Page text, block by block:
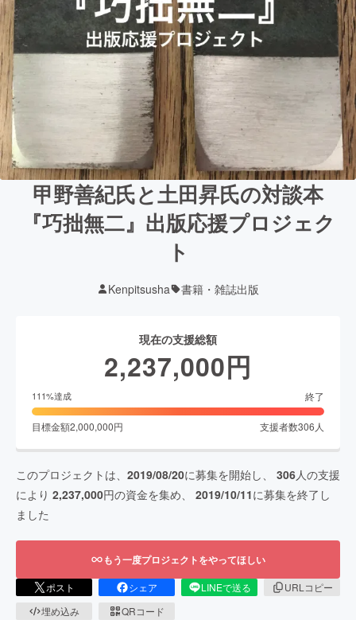
甲野善紀氏と土田昇氏の対談本
『巧拙無二』出版応援プロジェク
ト
Kenpitsusha 書籍・雑誌出版
現在の支援総額
2,237,000円
111%達成 終了
目標金額2,000,000円 支援者数306 人
このプロジェクトは、 2019/08/20に募集を開始し、 306人の支援
により 2,237,000円の資金を集め、 2019/10/11に募集を終了し
ました
もう一度プロジェクトをやってほしい
ポスト シェア LINEで送る
URLコピー
埋め込み
QRコード